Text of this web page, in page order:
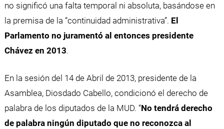
no significó una falta temporal ni absoluta, basándose en
la premisa de la “continuidad administrativa”. El
Parlamento no juramentó al entonces presidente
Chávez en 2013.
En la sesión del 14 de Abril de 2013, presidente de la
Asamblea, Diosdado Cabello, condicionó el derecho de
palabra de los diputados de la MUD. “No tendrá derecho
de palabra ningún diputado que no reconozca al